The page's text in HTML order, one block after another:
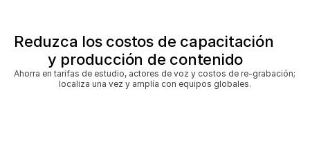
Reduzca los costos de capacitación
y producción de contenido
Ahorra en tarifas de estudio, actores de voz y costos de re-grabación;
localiza una vez y amplía con equipos globales.